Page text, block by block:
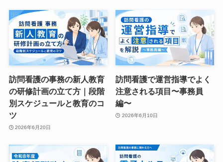
訪問看護の事務の新人教育
の研修計画の立て方｜段階
別スケジュールと教育のコ
ツ
2026年6月20日
訪問看護で運営指導でよく
注意される項目〜事務員
編〜
2026年6月10日